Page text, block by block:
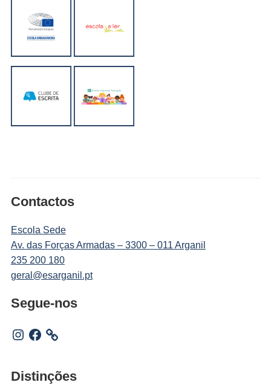
Contactos
Escola Sede
Av. das Forças Armadas – 3300 – 011 Arganil
235 200 180
geral@esarganil.pt
Segue-nos
Instagram
Facebook
Distinções